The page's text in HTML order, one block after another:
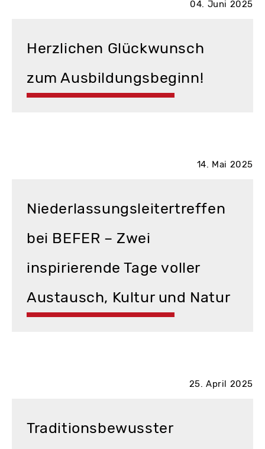
04. Juni 2025
Herzlichen Glückwunsch
zum Ausbildungsbeginn!
14. Mai 2025
Niederlassungsleitertreffen
bei BEFER – Zwei
inspirierende Tage voller
Austausch, Kultur und Natur
25. April 2025
Traditionsbewusster